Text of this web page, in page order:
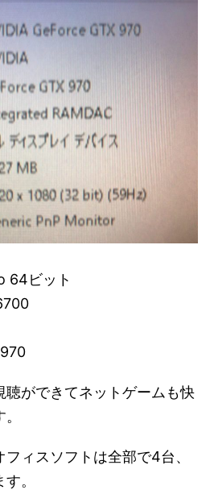
64ビット
聴ができてネットゲームも快
ィスソフトは全部で4台、
。